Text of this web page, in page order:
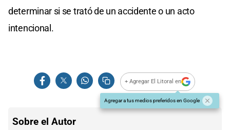
determinar si se trató de un accidente o un acto
intencional.
+ Agregar El Litoral en
Agregar a tus medios preferidos en Google
Sobre el Autor